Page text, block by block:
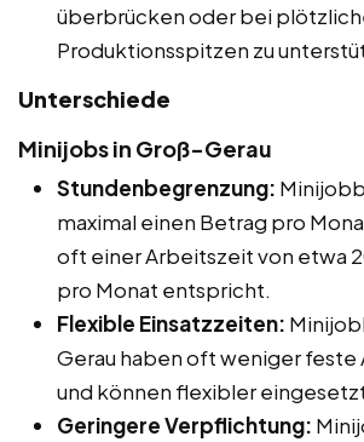
überbrücken oder bei
Produktionsspitzen zu
Unterschiede
Minijobs in Groß-Gerau
Stundenbegrenzung:
maximal einen Betrag pro
oft einer Arbeitszeit von etwa
pro Monat entspricht.
Flexible Einsatzzeiten:
Gerau haben oft weniger
und können flexibler
Geringere Verpflichtung: